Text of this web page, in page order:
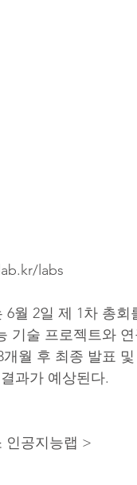
labs
6월 2일 제 1차 총
기술 프로젝트와
월 후 최종 발표
과가 예상된다.
인공지능랩 >